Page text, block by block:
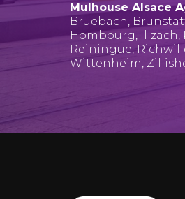
Mulhouse Alsace
Bruebach,
Hombourg, Illzach,
Reiningue,
Wittenheim,